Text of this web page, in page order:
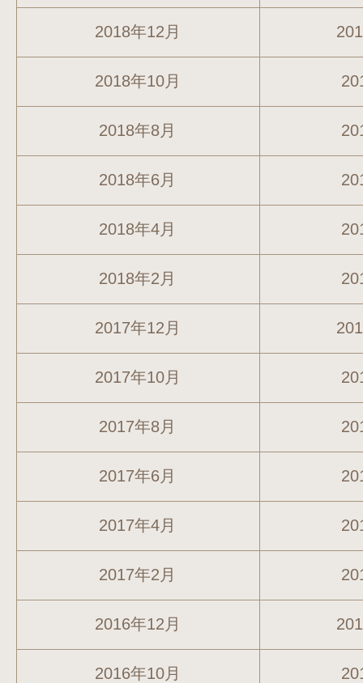
2018年12月
2018年10月
2018年8月
2018年6月
2018年4月
2018年2月
2017年12月
2017年10月
2017年8月
2017年6月
2017年4月
2017年2月
2016年12月
2016年10月